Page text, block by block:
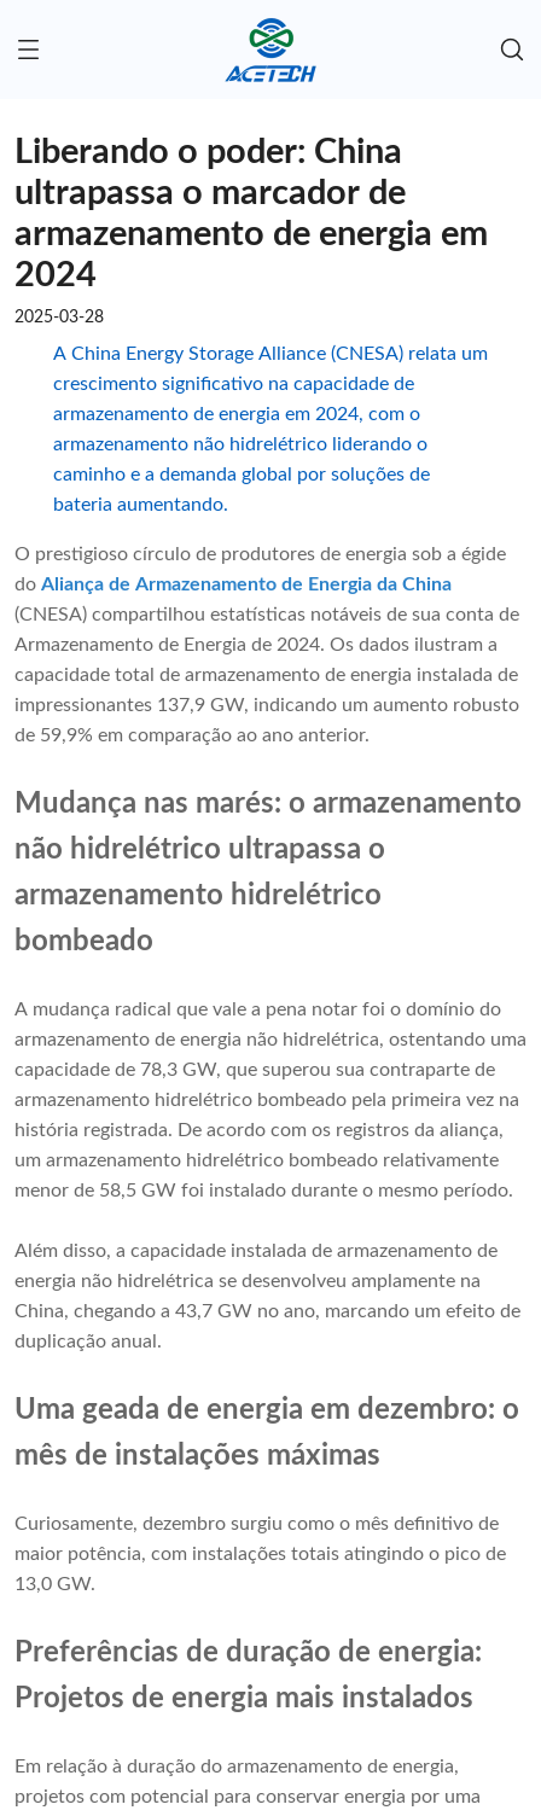
Liberando o poder: China
ultrapassa o marcador de
armazenamento de energia em
2024
2025-03-28
A China Energy Storage Alliance (CNESA) relata um
crescimento significativo na capacidade de
armazenamento de energia em 2024, com o
armazenamento não hidrelétrico liderando o
caminho e a demanda global por soluções de
bateria aumentando.
O prestigioso círculo de produtores de energia sob a égide
do Aliança de Armazenamento de Energia da China
(CNESA) compartilhou estatísticas notáveis ​​de sua conta de
Armazenamento de Energia de 2024. Os dados ilustram a
capacidade total de armazenamento de energia instalada de
impressionantes 137,9 GW, indicando um aumento robusto
de 59,9% em comparação ao ano anterior.
Mudança nas marés: o armazenamento
não hidrelétrico ultrapassa o
armazenamento hidrelétrico
bombeado
A mudança radical que vale a pena notar foi o domínio do
armazenamento de energia não hidrelétrica, ostentando uma
capacidade de 78,3 GW, que superou sua contraparte de
armazenamento hidrelétrico bombeado pela primeira vez na
história registrada. De acordo com os registros da aliança,
um armazenamento hidrelétrico bombeado relativamente
menor de 58,5 GW foi instalado durante o mesmo período.
Além disso, a capacidade instalada de armazenamento de
energia não hidrelétrica se desenvolveu amplamente na
China, chegando a 43,7 GW no ano, marcando um efeito de
duplicação anual.
Uma geada de energia em dezembro: o
mês de instalações máximas
Curiosamente, dezembro surgiu como o mês definitivo de
maior potência, com instalações totais atingindo o pico de
13,0 GW.
Preferências de duração de energia:
Projetos de energia mais instalados
Em relação à duração do armazenamento de energia,
projetos com potencial para conservar energia por uma